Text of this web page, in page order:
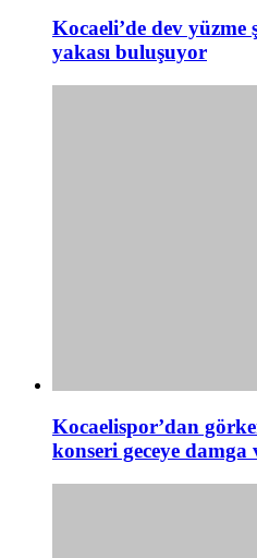
Kocaeli’de dev
yakası buluşuyor
Kocaelispor’dan
konseri geceye damga